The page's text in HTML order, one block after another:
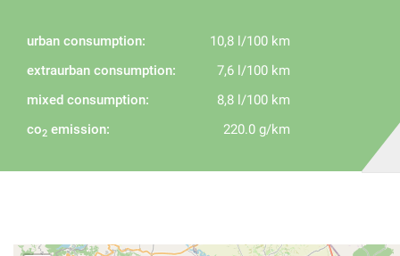
- Controlli di verifica conformità e tagliando preconsegna della
- Consulenza fiscale per soggetti IVA e disbrigo pratiche
handicap (Legge 104/92 e succ. mod. ed integrazioni);
- Consulenza assicurativa;
- Consulenza per l'installazione di accessori after market;
TUTTE LE NOSTRE AUTO HANNO IL CHILOMETRAGGIO
urban consumption:
10,8 l/100 km
extraurban consumption:
7,6 l/100 km
mixed consumption:
8,8 l/100 km
co2 emission: 220.0 g/km